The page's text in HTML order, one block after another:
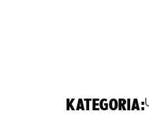
KATEGORIA: